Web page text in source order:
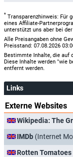
* Transparenzhinweis: Für
eines Affiliate-
unterstützt uns aber bei
Alle Preisangaben ohne
Preisstand: 07.08.2026
Bestimmte Inhalte, die auf
Diese Inhalte werden "wie
entfernt werden.
Links
Externe Websites
Wikipedia: The
IMDb (Internet
Rotten Tomatoes